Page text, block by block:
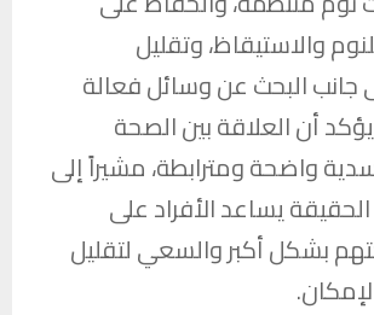
والاستيقاظ، وتقليل
جانب البحث عن وسائل فعالة
أن العلاقة بين الصحة
واضحة ومترابطة، مشيراً إلى
يساعد الأفراد على
بشكل أكبر والسعي لتقليل